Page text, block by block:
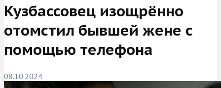
Кузбассовец изощрённо
отомстил бывшей жене с
помощью телефона
08.10.2024